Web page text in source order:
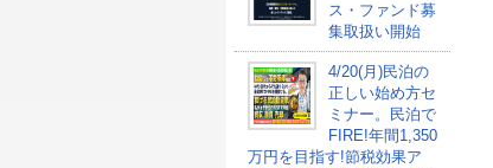
ス・ファンド募
集取扱い開始
4/20(月)民泊の
正しい始め方セ
ミナー。民泊で
FIRE!年間1,350
万円を目指す!節税効果ア